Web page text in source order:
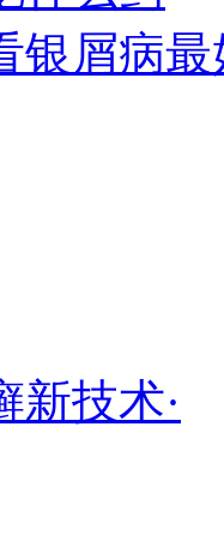
银屑病
新技术·